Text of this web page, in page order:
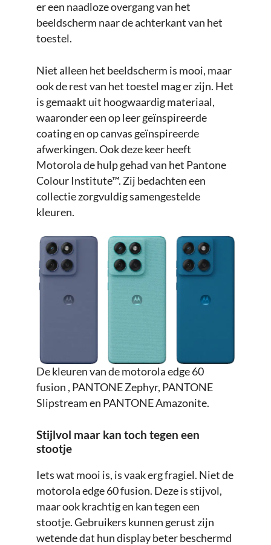
er een naadloze overgang van het
beeldscherm naar de achterkant van het
toestel.
Niet alleen het beeldscherm is mooi, maar
ook de rest van het toestel mag er zijn. Het
is gemaakt uit hoogwaardig materiaal,
waaronder een op leer geïnspireerde
coating en op canvas geïnspireerde
afwerkingen. Ook deze keer heeft
Motorola de hulp gehad van het Pantone
Colour Institute™. Zij bedachten een
collectie zorgvuldig samengestelde
kleuren.
De kleuren van de motorola edge 60
fusion , PANTONE Zephyr, PANTONE
Slipstream en PANTONE Amazonite.
Stijlvol maar kan toch tegen een
stootje
Iets wat mooi is, is vaak erg fragiel. Niet de
motorola edge 60 fusion. Deze is stijvol,
maar ook krachtig en kan tegen een
stootje. Gebruikers kunnen gerust zijn
wetende dat hun display beter beschermd